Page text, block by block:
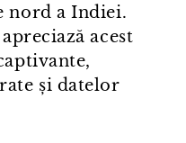
nord a Indiei.
acest
și datelor